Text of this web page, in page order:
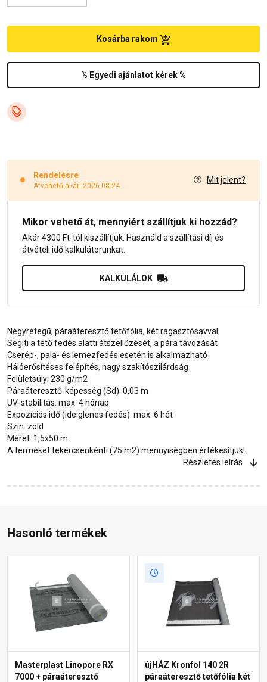
% Egyedi ajánlatot kérek %
Kosárba rakom
Rendelésre
Átvehető akár: 2026-08-24
Mit jelent?
Mikor vehető át, mennyiért szállítjuk ki hozzád?
Akár 4300 Ft-tól kiszállítjuk. Használd a szállítási díj és
átvételi idő kalkulátorunkat.
KALKULÁLOK
Négyrétegű, páraáteresztő tetőfólia, két ragasztósávval
Segíti a tető fedés alatti átszellőzését, a pára távozását
Cserép-, pala- és lemezfedés esetén is alkalmazható
Hálóerősítéses felépítés, nagy szakítószilárdság
Felületsúly: 230 g/m2
Páraáteresztő-képesség (Sd): 0,03 m
UV-stabilitás: max. 4 hónap
Expozíciós idő (ideiglenes fedés): max. 6 hét
Szín: zöld
Méret: 1,5x50 m
A terméket tekercsenkénti (75 m2) mennyiségben értékesítjük!
Részletes leírás
Hasonló termékek
Masterplast Linopore RX
7000 + páraáteresztő
újHÁZ Kronfol 140 2R
páraáteresztő tetőfólia két